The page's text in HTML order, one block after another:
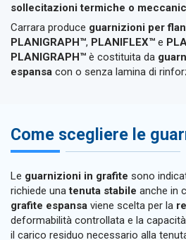
sollecitazioni termiche o
Carrara produce guarnizioni per
PLANIGRAPH™, PLANIFLEX™ e
PLANIGRAPH™ è costituita da
espansa con o senza lamina di
Come scegliere le
Le guarnizioni in grafite sono
richiede unatenuta stabile anche in
grafite espansa viene scelta per la
deformabilità controllata e la
il carico residuo necessario alla